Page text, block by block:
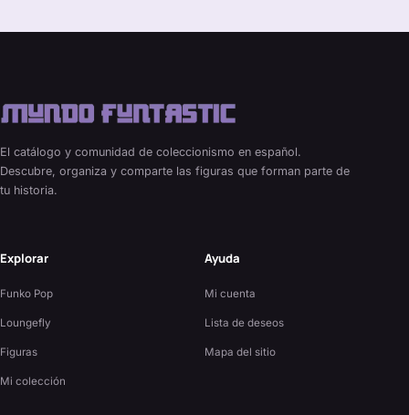
El catálogo y comunidad de coleccionismo en español.
Descubre, organiza y comparte las figuras que forman parte de
tu historia.
Explorar
Funko Pop
Loungefly
Figuras
Mi colección
Ayuda
Mi cuenta
Lista de deseos
Mapa del sitio